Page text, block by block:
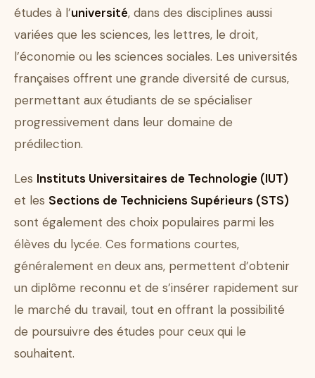
études à l’université, dans des disciplines aussi
variées que les sciences, les lettres, le droit,
l’économie ou les sciences sociales. Les universités
françaises offrent une grande diversité de cursus,
permettant aux étudiants de se spécialiser
progressivement dans leur domaine de
prédilection.
Les Instituts Universitaires de Technologie (IUT)
et les Sections de Techniciens Supérieurs (STS)
sont également des choix populaires parmi les
élèves du lycée. Ces formations courtes,
généralement en deux ans, permettent d’obtenir
un diplôme reconnu et de s’insérer rapidement sur
le marché du travail, tout en offrant la possibilité
de poursuivre des études pour ceux qui le
souhaitent.